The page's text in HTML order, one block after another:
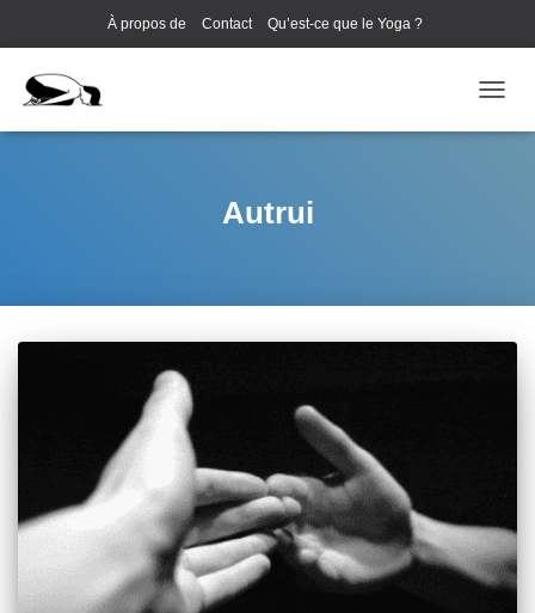
À propos de Contact Qu’est-ce que le Yoga ?
Autrui